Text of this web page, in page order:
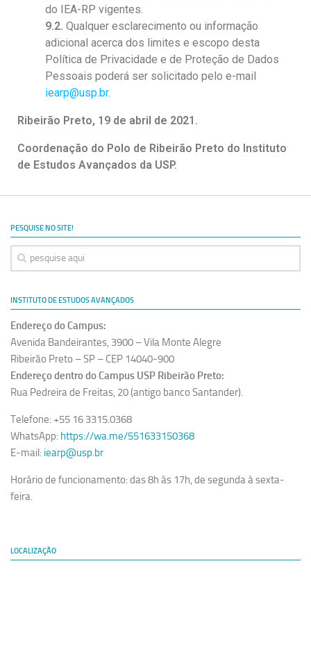
do IEA-RP vigentes.
9.2. Qualquer esclarecimento ou informação
adicional acerca dos limites e escopo desta
Política de Privacidade e de Proteção de Dados
Pessoais poderá ser solicitado pelo e-mail
iearp@usp.br.
Ribeirão Preto, 19 de abril de 2021.
Coordenação do Polo de Ribeirão Preto do Instituto
de Estudos Avançados da USP.
PESQUISE NO SITE!
INSTITUTO DE ESTUDOS AVANÇADOS
Endereço do Campus:
Avenida Bandeirantes, 3900 – Vila Monte Alegre
Ribeirão Preto – SP – CEP 14040-900
Endereço dentro do Campus USP Ribeirão Preto:
Rua Pedreira de Freitas, 20 (antigo banco Santander).
Telefone: +55 16 3315.0368
WhatsApp: https://wa.me/551633150368
E-mail: iearp@usp.br
Horário de funcionamento: das 8h às 17h, de segunda à sexta-
feira.
LOCALIZAÇÃO